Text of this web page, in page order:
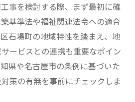
事を検討する際、まず最初に確
基準法や福祉関連法令への適合
石場町の地域特性を踏まえ、地
ービスとの連携も重要なポイン
県や名古屋市の条例に基づいた
策の有無を事前にチェックしま